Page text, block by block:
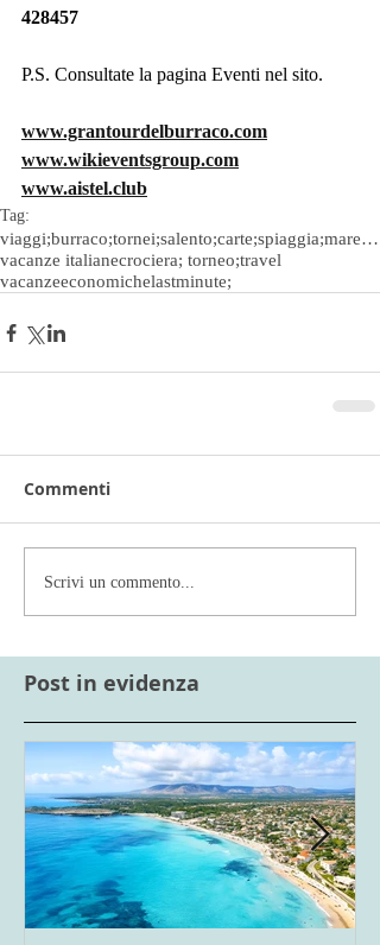
428457
P.S. Consultate la pagina Eventi nel sito.
www.grantourdelburraco.com
www.wikieventsgroup.com
www.aistel.club
Tag:
viaggi;burraco;tornei;salento;carte;spiaggia;mare;salento;lecce;vacanze
vacanze italianecrociera; torneo;travel
vacanzeeconomichelastminute;
Commenti
Scrivi un commento...
Post in evidenza